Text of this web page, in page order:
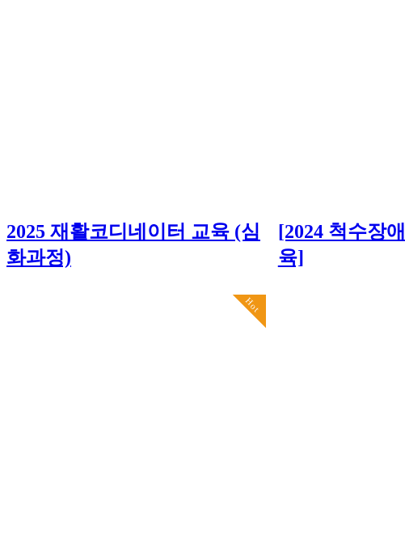
2025 재활코디네이터 교육 (심
화과정)
[2024 척수장
육]
Hot